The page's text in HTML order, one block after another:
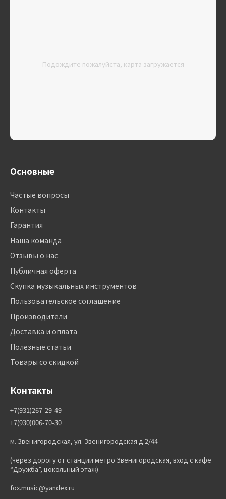
Подождите пожалуйста, карта загружается
Основные
Частые вопросы
Контакты
Гарантия
Наша команда
Отзывы о нас
Публичная оферта
Скупка музыкальных инструментов
Пользовательское соглашение
Производители
Доставка и оплата
Полезные статьи
Товары со скидкой
Контакты
+7(931)267-29-49
+7(930)006-70-30
м. Звенигородская, ул. Звенигородская д.2/44
(через дорогу от станции метро Звенигородская, вход с кафе
“Дружба”, цокольный этаж)
fox.music@yandex.ru